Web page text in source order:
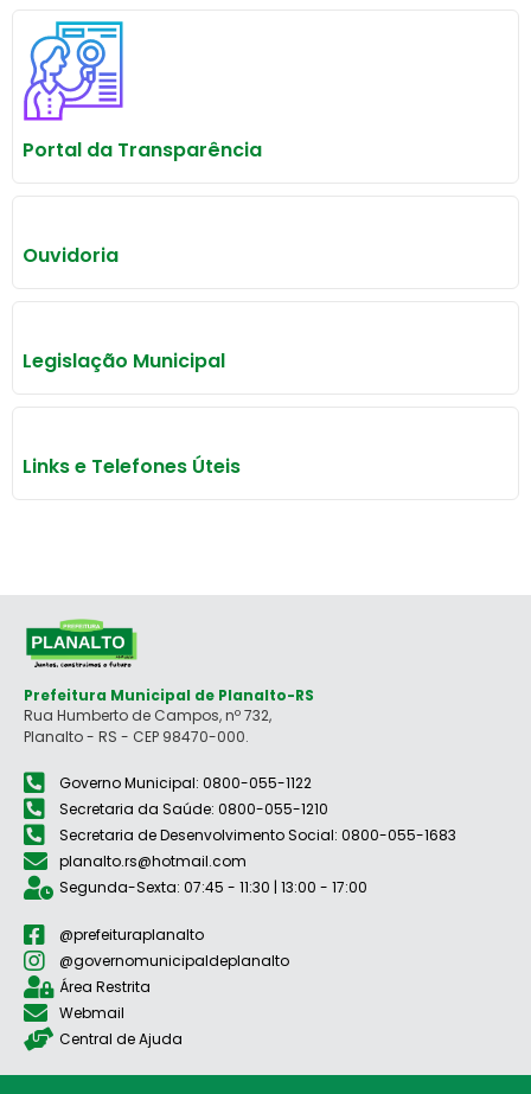
Portal da Transparência
Ouvidoria
Legislação Municipal
Links e Telefones Úteis
Prefeitura Municipal de Planalto-RS
Rua Humberto de Campos, nº 732,
Planalto - RS - CEP 98470-000.
Governo Municipal: 0800-055-1122
Secretaria da Saúde: 0800-055-1210
Secretaria de Desenvolvimento Social: 0800-055-1683
planalto.rs@hotmail.com
Segunda-Sexta: 07:45 - 11:30 | 13:00 - 17:00
@prefeituraplanalto
@governomunicipaldeplanalto
Área Restrita
Webmail
Central de Ajuda